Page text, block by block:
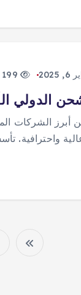
الدولي
أبرز الشركات
واحترافية.